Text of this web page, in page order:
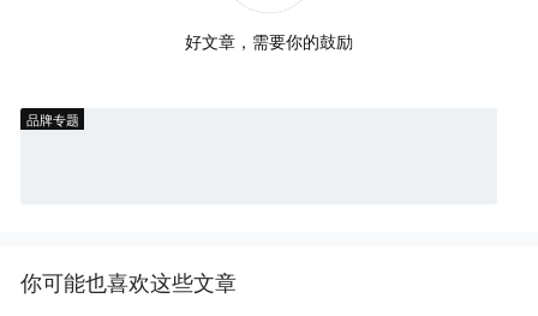
好文章，需要你的鼓励
品牌专题
你可能也喜欢这些文章